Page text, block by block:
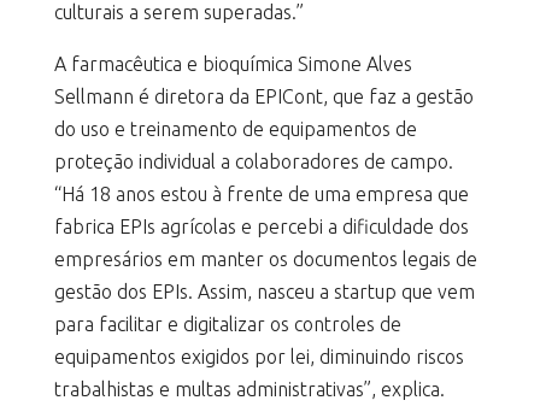
culturais a serem superadas.”
A farmacêutica e bioquímica Simone Alves
Sellmann é diretora da EPICont, que faz a gestão
do uso e treinamento de equipamentos de
proteção individual a colaboradores de campo.
“Há 18 anos estou à frente de uma empresa que
fabrica EPIs agrícolas e percebi a dificuldade dos
empresários em manter os documentos legais de
gestão dos EPIs. Assim, nasceu a startup que vem
para facilitar e digitalizar os controles de
equipamentos exigidos por lei, diminuindo riscos
trabalhistas e multas administrativas”, explica.